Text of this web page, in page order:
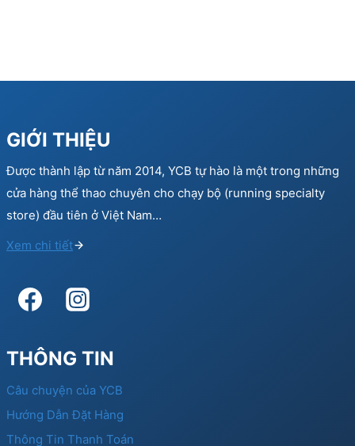
GIỚI THIỆU
Được thành lập từ năm 2014, YCB tự hào là một trong những
cửa hàng thể thao chuyên cho chạy bộ (running specialty
store) đầu tiên ở Việt Nam…
Xem chi tiết
THÔNG TIN
Câu chuyện của YCB
Hướng Dẫn Đặt Hàng
Thông Tin Thanh Toán